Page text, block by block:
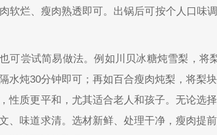
软烂、瘦肉熟透即可。出锅后可按个人口味
可尝试简易做法。例如川贝冰糖炖雪梨，将
水炖30分钟即可；再如百合瘦肉炖梨，将梨
性质更平和，尤其适合老人和孩子。无论选
、味道求清。选材新鲜、处理干净，瘦肉提